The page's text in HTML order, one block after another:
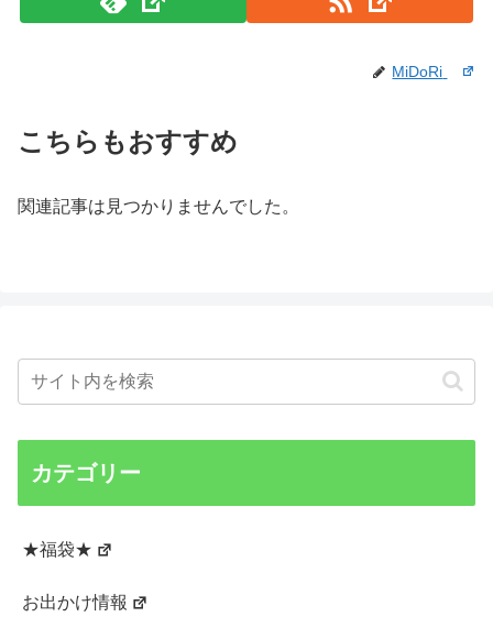
MiDoRi
こちらもおすすめ
関連記事は見つかりませんでした。
カテゴリー
★福袋★
お出かけ情報